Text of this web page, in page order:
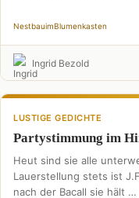
NestbauimBlumenkasten
Ingrid Bezold
LUSTIGE GEDICHTE
Partystimmung im
Heut sind sie alle
Lauerstellung stets ist
nach der Bacall sie hält …